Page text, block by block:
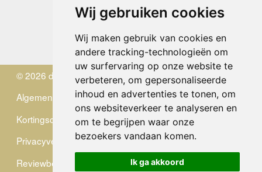
Wij gebruiken cookies
Wij maken gebruik van cookies en
andere tracking-technologieën om
uw surfervaring op onze website te
verbeteren, om gepersonaliseerde
inhoud en advertenties te tonen, om
ons websiteverkeer te analyseren en
om te begrijpen waar onze
bezoekers vandaan komen.
Ik ga akkoord
Donderdag
10.00 - 12.30 en 13.30 - 17.00
Vrijdag 10.00 - 12.30 en 13.30 - 17.00
Zaterdag
gesloten
Zondag gesloten
© 2026 de Zwerver
Algemene Voorwaarden
Kortingscode
Privacyverklaring
Reviewbeleid